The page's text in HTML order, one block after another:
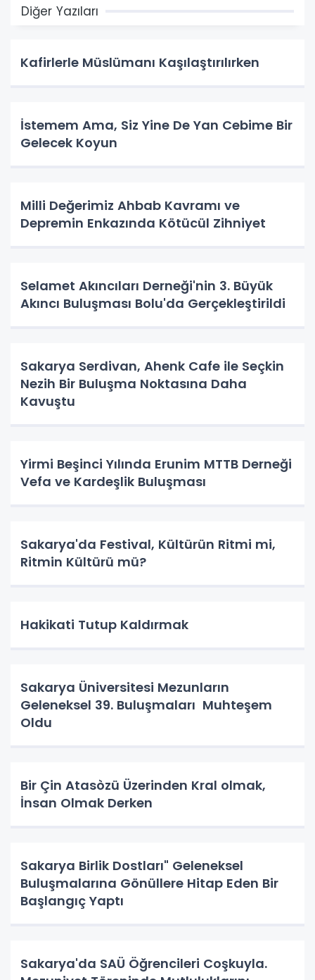
Diğer Yazıları
Kafirlerle Müslümanı Kaşılaştırılırken
İstemem Ama, Siz Yine De Yan Cebime Bir
Gelecek Koyun
Milli Değerimiz Ahbab Kavramı ve
Depremin Enkazında Kötücül Zihniyet
Selamet Akıncıları Derneği'nin 3. Büyük
Akıncı Buluşması Bolu'da Gerçekleştirildi
Sakarya Serdivan, Ahenk Cafe ile Seçkin
Nezih Bir Buluşma Noktasına Daha
Kavuştu
Yirmi Beşinci Yılında Erunim MTTB Derneği
Vefa ve Kardeşlik Buluşması
Sakarya'da Festival, Kültürün Ritmi mi,
Ritmin Kültürü mü?
Hakikati Tutup Kaldırmak
Sakarya Üniversitesi Mezunların
Geleneksel 39. Buluşmaları Muhteşem
Oldu
Bir Çin Atasòzü Üzerinden Kral olmak,
İnsan Olmak Derken
Sakarya Birlik Dostları" Geleneksel
Buluşmalarına Gönüllere Hitap Eden Bir
Başlangıç Yaptı
Sakarya'da SAÜ Öğrencileri Coşkuyla.